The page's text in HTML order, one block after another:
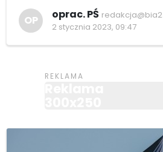
OP oprac. PŚ
2 stycznia 2023, 09:47